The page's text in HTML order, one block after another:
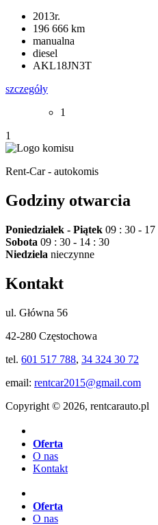
2013r.
196 666 km
manualna
diesel
AKL18JN3T
szczegóły
1
1
Rent-Car - autokomis
Godziny otwarcia
Poniedziałek - Piątek 09 : 30 - 17
Sobota 09 : 30 - 14 : 30
Niedziela nieczynne
Kontakt
ul. Główna 56
42-280 Częstochowa
tel. 601 517 788, 34 324 30 72
email: rentcar2015@gmail.com
Copyright © 2026,
Oferta
O nas
Kontakt
Oferta
O nas